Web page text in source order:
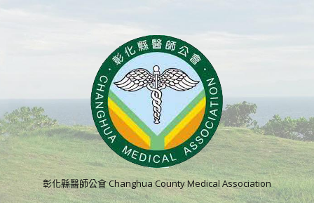
彰化縣醫師公會 Changhua County Medical Association